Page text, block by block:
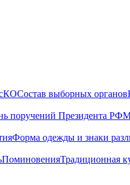
Состав выборных органов
поручений Президента РФ
Форма одежды и знаки
ПоминовенияТрадиционная